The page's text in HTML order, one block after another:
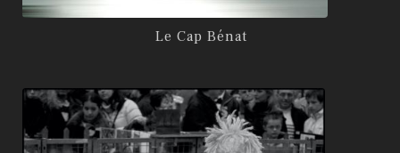
Le Cap Bénat